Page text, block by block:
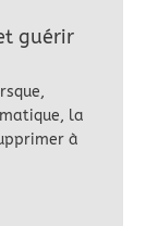
guérir
la
à